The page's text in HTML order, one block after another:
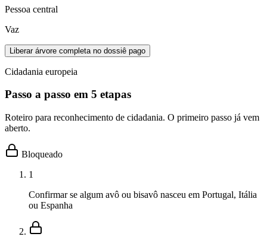
Pessoa central
Vaz
Liberar árvore completa no dossiê pago
Cidadania europeia
Passo a passo em 5 etapas
Roteiro para reconhecimento de cidadania. O primeiro passo já vem
aberto.
Bloqueado
1
Confirmar se algum avô ou bisavô nasceu em Portugal, Itália
ou Espanha